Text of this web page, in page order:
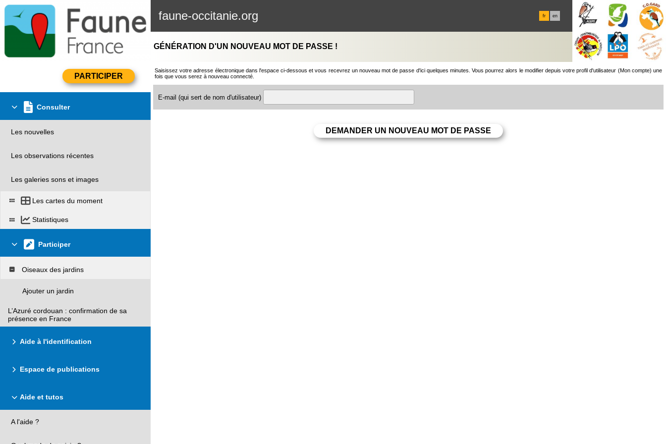
faune-occitanie.org fr en
Consulter
Les nouvelles
Les observations récentes
Les galeries sons et images
Les cartes du moment
Statistiques
Participer
Oiseaux des jardins
Ajouter un jardin
L’Azuré cordouan : confirmation de sa
présence en France
Aide à l'identification
Espace de publications
Aide et tutos
A l'aide ?
GÉNÉRATION D'UN NOUVEAU MOT DE PASSE !
Saisissez votre adresse électronique dans l'espace ci-dessous et vous recevrez un nouveau mot de passe d'ici quelques minutes. Vous pourrez alors le modifier depuis votre profil d'utilisateur (Mon compte) une
fois que vous serez à nouveau connecté.
E-mail (qui sert de nom d'utilisateur)